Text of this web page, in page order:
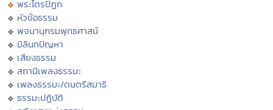
พระไตรปิฏก
หัวข้อธรรม
พจนานุกรมพุทธศาสน์
มิลินทปัญหา
เสียงธรรม
สถานีเพลงธรรมะ
เพลงธรรมะ/ดนตรีสมาธิ
ธรรมะปฏิบัติ